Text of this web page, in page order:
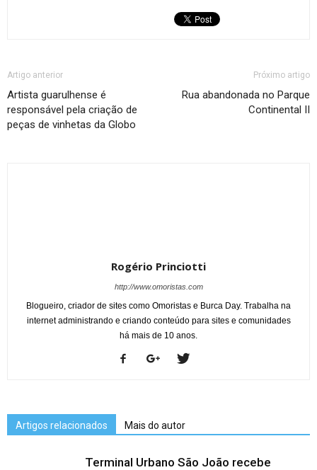
Artigo anterior
Artista guarulhense é
responsável pela criação de
peças de vinhetas da Globo
Próximo artigo
Rua abandonada no Parque
Continental II
Rogério Princiotti
http://www.omoristas.com
Blogueiro, criador de sites como Omoristas e Burca Day. Trabalha na
internet administrando e criando conteúdo para sites e comunidades
há mais de 10 anos.
Artigos relacionados Mais do autor
Terminal Urbano São João recebe